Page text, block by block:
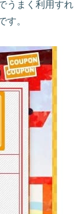
うまく利用すれ
す。